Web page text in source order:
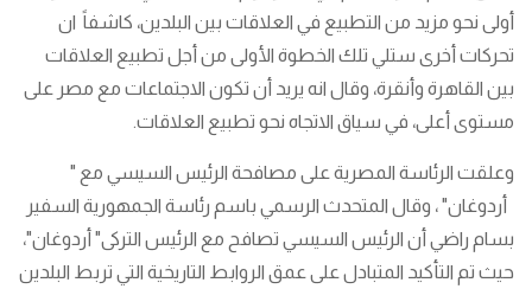
أولى نحو مزيد من التطبيع في العلاقات بين البلدين، كاشفاً ان
تحركات أخرى ستلي تلك الخطوة الأولى من أجل تطبيع العلاقات
بين القاهرة وأنقرة، وقال انه يريد أن تكون الاجتماعات مع مصر على
مستوى أعلى، في سياق الاتجاه نحو تطبيع العلاقات.
وعلقت الرئاسة المصرية على مصافحة الرئيس السيسي مع "
أردوغان" ، وقال المتحدث الرسمي باسم رئاسة الجمهورية السفير
بسام راضي أن الرئيس السيسي تصافح مع الرئيس التركى" أردوغان"،
حيث تم التأكيد المتبادل على عمق الروابط التاريخية التي تربط البلدين